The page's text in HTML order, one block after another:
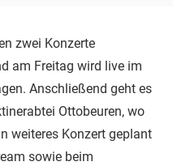
zwei Konzerte
am Freitag wird live im
Anschließend geht es
Ottobeuren, wo
weiteres Konzert geplant
sowie beim